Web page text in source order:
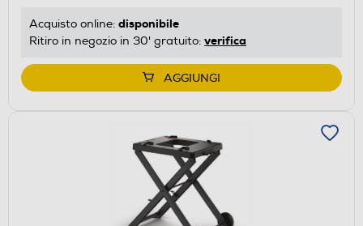
Acquisto online: disponibile
Ritiro in negozio in 30' gratuito: verifica
AGGIUNGI